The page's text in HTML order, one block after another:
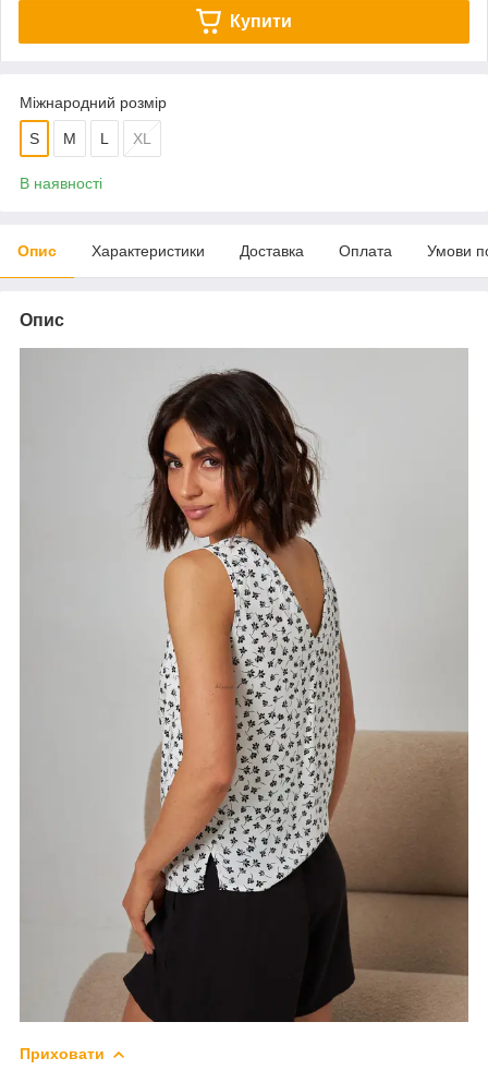
Купити
Міжнародний розмір
S M L XL
В наявності
Опис Характеристики Доставка Оплата Умови
Опис
Приховати